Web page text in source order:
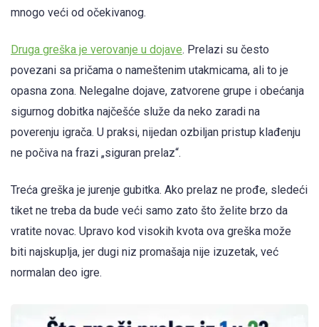
mnogo veći od očekivanog.
Druga greška je verovanje u dojave. Prelazi su često
povezani sa pričama o nameštenim utakmicama, ali to je
opasna zona. Nelegalne dojave, zatvorene grupe i obećanja
sigurnog dobitka najčešće služe da neko zaradi na
poverenju igrača. U praksi, nijedan ozbiljan pristup klađenju
ne počiva na frazi „siguran prelaz“.
Treća greška je jurenje gubitka. Ako prelaz ne prođe, sledeći
tiket ne treba da bude veći samo zato što želite brzo da
vratite novac. Upravo kod visokih kvota ova greška može
biti najskuplja, jer dugi niz promašaja nije izuzetak, već
normalan deo igre.